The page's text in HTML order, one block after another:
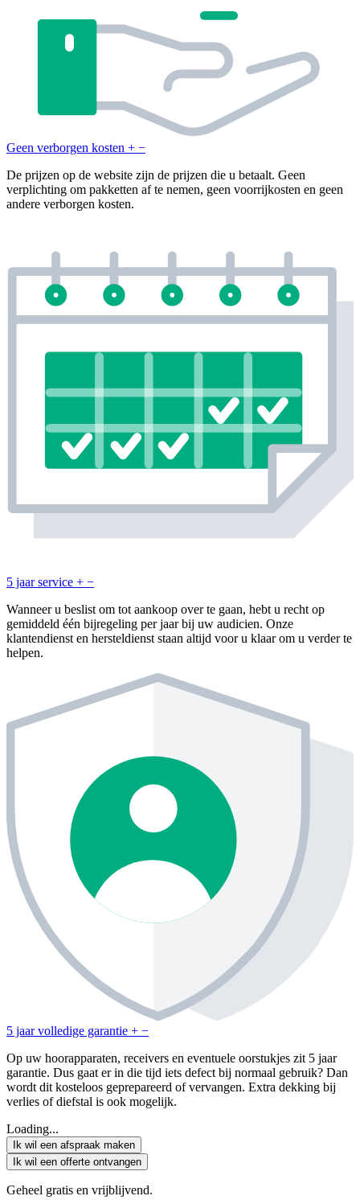
Geen verborgen kosten + −
De prijzen op de website zijn de prijzen die u betaalt. Geen
verplichting om pakketten af te nemen, geen voorrijkosten en geen
andere verborgen kosten.
5 jaar service + −
Wanneer u beslist om tot aankoop over te gaan, hebt u recht op
gemiddeld één bijregeling per jaar bij uw audicien. Onze
klantendienst en hersteldienst staan altijd voor u klaar om u verder te
helpen.
5 jaar volledige garantie + −
Op uw hoorapparaten, receivers en eventuele oorstukjes zit 5 jaar
garantie. Dus gaat er in die tijd iets defect bij normaal gebruik? Dan
wordt dit kosteloos geprepareerd of vervangen. Extra dekking bij
verlies of diefstal is ook mogelijk.
Loading...
Ik wil een afspraak maken
Ik wil een offerte ontvangen
Geheel gratis en vrijblijvend.